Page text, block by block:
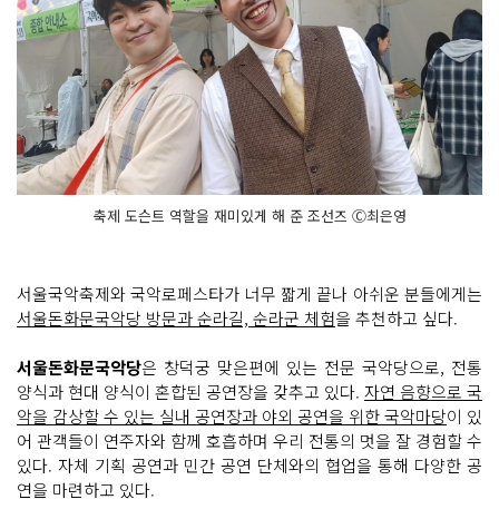
축제 도슨트 역할을 재미있게 해 준 조선즈 Ⓒ최은영
서울국악축제와 국악로페스타가 너무 짧게 끝나 아쉬운 분들에게는
서울돈화문국악당 방문과 순라길, 순라군 체험을 추천하고 싶다.
서울돈화문국악당은 창덕궁 맞은편에 있는 전문 국악당으로, 전통
양식과 현대 양식이 혼합된 공연장을 갖추고 있다. 자연 음향으로 국
악을 감상할 수 있는 실내 공연장과 야외 공연을 위한 국악마당이 있
어 관객들이 연주자와 함께 호흡하며 우리 전통의 멋을 잘 경험할 수
있다. 자체 기획 공연과 민간 공연 단체와의 협업을 통해 다양한 공
연을 마련하고 있다.